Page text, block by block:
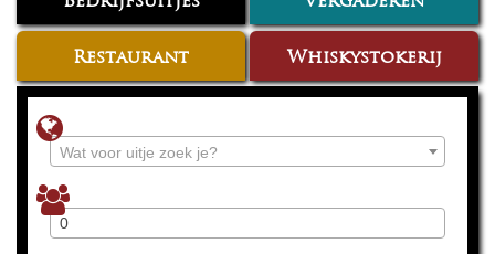
Restaurant Whiskystokerij
Wat voor uitje zoek je?